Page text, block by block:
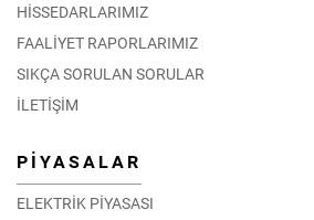
HİSSEDARLARIMIZ
FAALİYET RAPORLARIMIZ
SIKÇA SORULAN SORULAR
İLETİŞİM
PİYASALAR
ELEKTRİK PİYASASI